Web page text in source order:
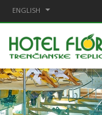
ENGLISH